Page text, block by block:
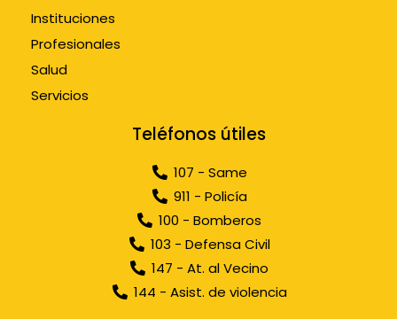
Instituciones
Profesionales
Salud
Servicios
Teléfonos útiles
107 - Same
911 - Policía
100 - Bomberos
103 - Defensa Civil
147 - At. al Vecino
144 - Asist. de violencia